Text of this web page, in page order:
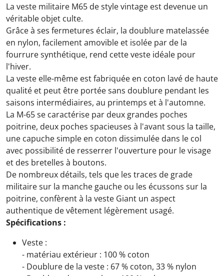
La veste militaire M65 de style vintage est devenue un
véritable objet culte.
Grâce à ses fermetures éclair, la doublure matelassée
en nylon, facilement amovible et isolée par de la
fourrure synthétique, rend cette veste idéale pour
l'hiver.
La veste elle-même est fabriquée en coton lavé de haute
qualité et peut être portée sans doublure pendant les
saisons intermédiaires, au printemps et à l'automne.
La M-65 se caractérise par deux grandes poches
poitrine, deux poches spacieuses à l'avant sous la taille,
une capuche simple en coton dissimulée dans le col
avec possibilité de resserrer l'ouverture pour le visage
et des bretelles à boutons.
De nombreux détails, tels que les traces de grade
militaire sur la manche gauche ou les écussons sur la
poitrine, confèrent à la veste Giant un aspect
authentique de vêtement légèrement usagé.
Spécifications :
Veste :
- matériau extérieur : 100 % coton
- Doublure de la veste : 67 % coton, 33 % nylon